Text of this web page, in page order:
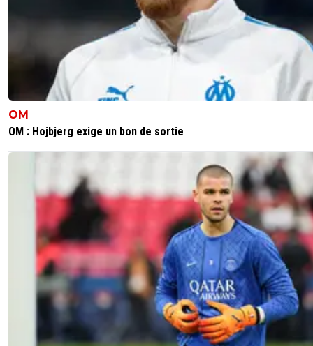
OM
OM : Hojbjerg exige un bon de sortie